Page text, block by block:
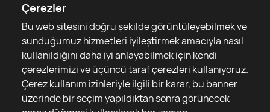
Çerezler
Bu web sitesini doğru şekilde görüntüleyebilmek ve
sunduğumuz hizmetleri iyileştirmek amacıyla nasıl
kullanıldığını daha iyi anlayabilmek için kendi
çerezlerimizi ve üçüncü taraf çerezleri kullanıyoruz.
Çerez kullanım izinleriyle ilgili bir karar, bu banner
üzerinde bir seçim yapıldıktan sonra görünecek
RTF United service limited
6 Burrows court, Liverpool, United Kingdom
Sıralamalar
Haberler
Makaleler
Sparring Finder
Topluluk Rehberleri